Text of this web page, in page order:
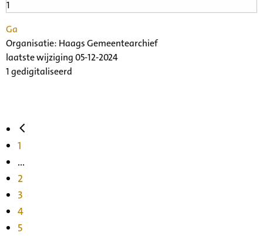
Ga
Organisatie: Haags Gemeentearchief
laatste wijziging 05-12-2024
1 gedigitaliseerd
1
...
2
3
4
5